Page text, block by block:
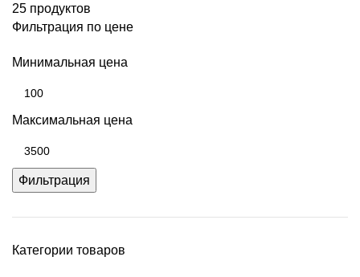
25 продуктов
Фильтрация по цене
Минимальная цена
Максимальная цена
Фильтрация
Категории товаров